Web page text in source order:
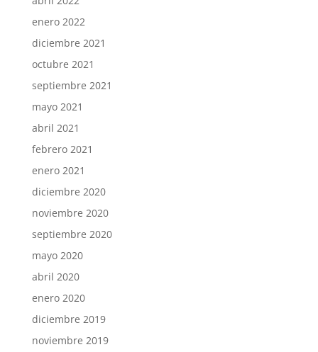
enero 2022
diciembre 2021
octubre 2021
septiembre 2021
mayo 2021
abril 2021
febrero 2021
enero 2021
diciembre 2020
noviembre 2020
septiembre 2020
mayo 2020
abril 2020
enero 2020
diciembre 2019
noviembre 2019